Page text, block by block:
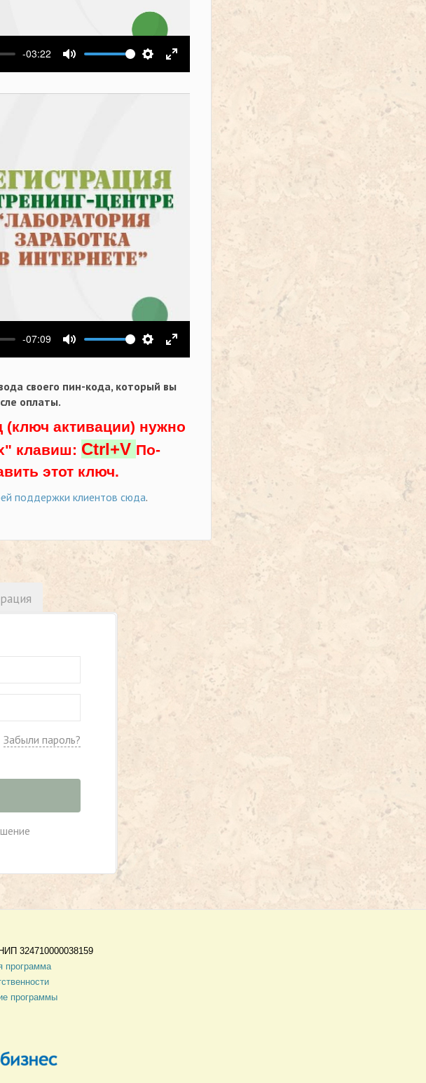
-03:22
Выключить звукНастройки
На весь экран
-07:09
Выключить звукНастройки
На весь экран
своего пин-кода, который вы
оплаты.
(ключ активации) нужно
клавиш: Ctrl+V По-
этот ключ.
поддержки клиентов сюда.
Забыли пароль?
324710000038159
программа
программы